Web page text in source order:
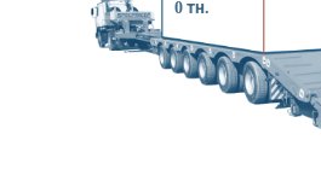
0тн.